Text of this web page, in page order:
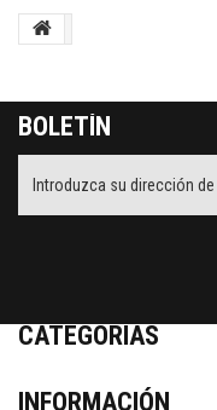
BOLETÍN
CATEGORÍAS
INFORMACIÓN